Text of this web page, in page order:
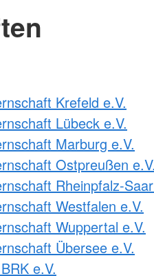
Krefeld e.V.
Lübeck e.V.
Marburg e.V.
Ostpreußen e.V.
Rheinpfalz-
Westfalen e.V.
Wuppertal e.V.
Übersee e.V.
e.V.